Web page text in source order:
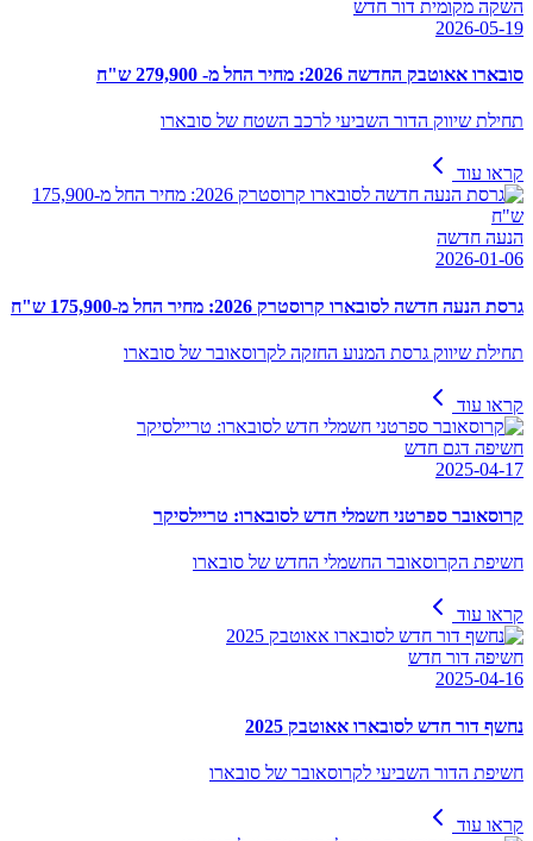
השקה מקומית דור חדש
2026-05-19
סובארו אאוטבק החדשה 2026: מחיר החל מ- 279,900 ש"ח
תחילת שיווק הדור השביעי לרכב השטח של סובארו
קראו עוד
הנעה חדשה
2026-01-06
גרסת הנעה חדשה לסובארו קרוסטרק 2026: מחיר החל מ-175,900 ש"ח
תחילת שיווק גרסת המנוע החזקה לקרוסאובר של סובארו
קראו עוד
חשיפה דגם חדש
2025-04-17
קרוסאובר ספרטני חשמלי חדש לסובארו: טריילסיקר
חשיפת הקרוסאובר החשמלי החדש של סובארו
קראו עוד
חשיפה דור חדש
2025-04-16
נחשף דור חדש לסובארו אאוטבק 2025
חשיפת הדור השביעי לקרוסאובר של סובארו
קראו עוד